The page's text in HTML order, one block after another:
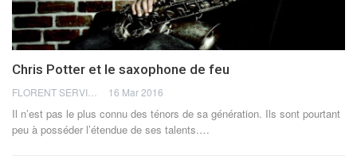
Chris Potter et le saxophone de feu
16 Mar 2016
Il n’est pas le plus connu des ténors de sa génération. Ils sont pourtant
peu à posséder l’étendue de ses talents.…